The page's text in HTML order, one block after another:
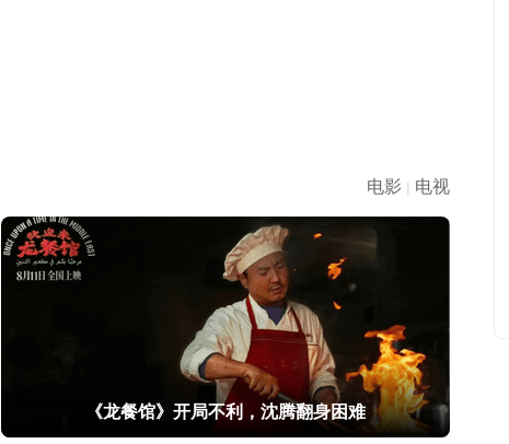
电影 | 电视
《龙餐馆》开局不利，沈腾翻身困难